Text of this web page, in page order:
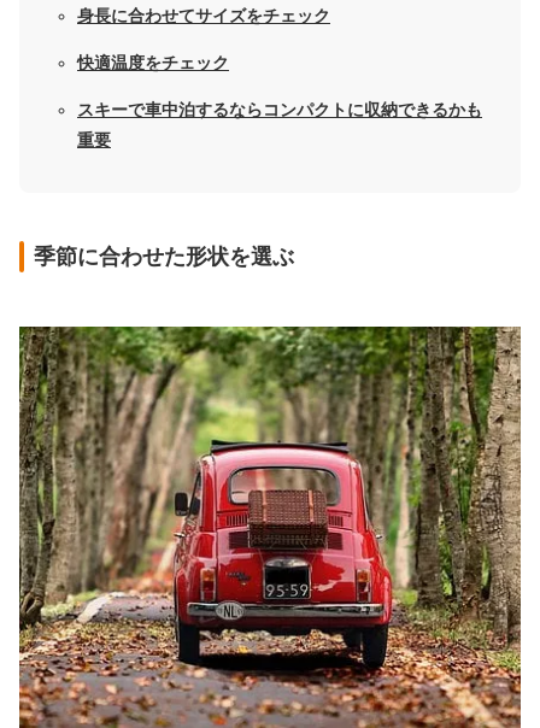
身長に合わせてサイズをチェック
快適温度をチェック
スキーで車中泊するならコンパクトに収納できるかも
重要
季節に合わせた形状を選ぶ